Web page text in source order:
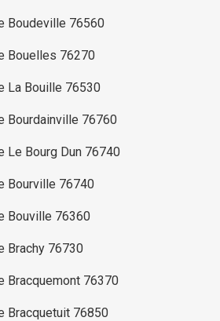
Boudeville 76560
Bouelles 76270
La Bouille 76530
Bourdainville 76760
Le Bourg Dun 76740
Bourville 76740
Bouville 76360
Brachy 76730
Bracquemont 76370
Bracquetuit 76850